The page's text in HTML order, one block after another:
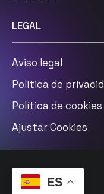
LEGAL
Aviso legal
Política de
Política de cookies
Ajustar Cookies
ES